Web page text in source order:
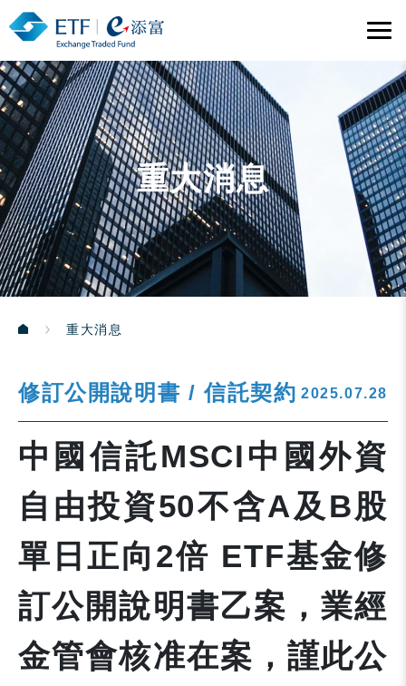
重大消息
重大消息
修訂公開說明書 / 信託契約 2025.07.28
中國信託MSCI中國外資
自由投資50不含A及B股
單日正向2倍 ETF基金修
訂公開說明書乙案，業經
金管會核准在案，謹此公